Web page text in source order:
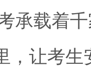
承载着
，让考生